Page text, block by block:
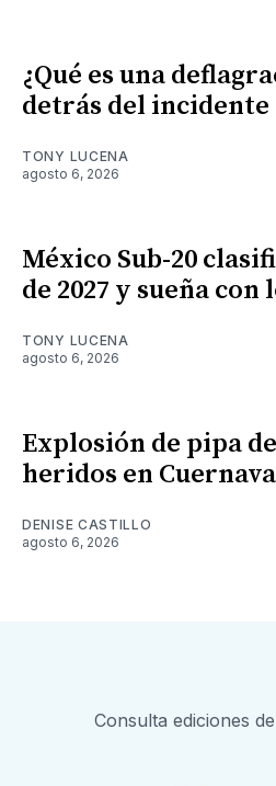
¿Qué es una
detrás del incidente
TONY LUCENA
agosto 6, 2026
México Sub-20
de 2027 y sueña
TONY LUCENA
agosto 6, 2026
Explosión de pipa
heridos en
DENISE CASTILLO
agosto 6, 2026
Consulta ediciones